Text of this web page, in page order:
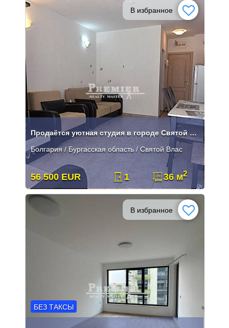
В избранное
Продаётся уютная студия в городе Святой Вдас.
Болгария / Бургасская область / Святой Влас
56 500 EUR 1 36 м2
В избранное
БЕЗ ТАКСЫ